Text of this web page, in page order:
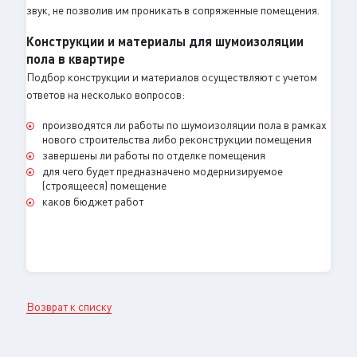
звук, не позволив им проникать в сопряженные помещения.
Конструкции и материалы для шумоизоляции
пола в квартире
Подбор конструкции и материалов осуществляют с учетом
ответов на несколько вопросов:
производятся ли работы по шумоизоляции пола в рамках
нового строительства либо реконструкции помещения
завершены ли работы по отделке помещения
для чего будет предназначено модернизируемое
(строящееся) помещение
каков бюджет работ
Возврат к списку